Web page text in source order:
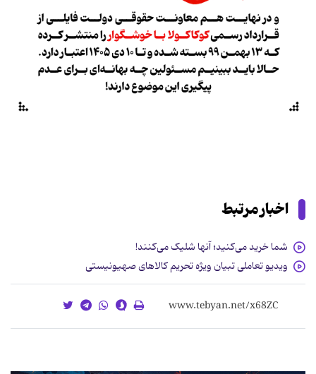
اخبار مرتبط
شما خرید می‌کنید؛ آنها شلیک می‌کنند!
ویدیو تعاملی تبیان ویژه تحریم کالاهای صهیونیستی